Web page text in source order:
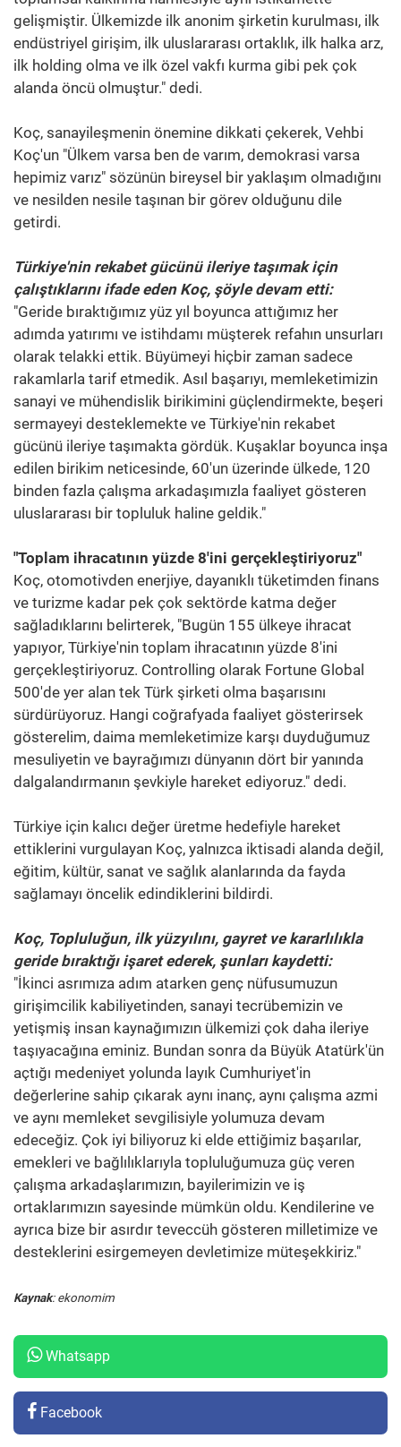
gelişmiştir. Ülkemizde ilk anonim şirketin kurulması, ilk
endüstriyel girişim, ilk uluslararası ortaklık, ilk halka arz,
ilk holding olma ve ilk özel vakfı kurma gibi pek çok
alanda öncü olmuştur." dedi.
Koç, sanayileşmenin önemine dikkati çekerek, Vehbi
Koç'un "Ülkem varsa ben de varım, demokrasi varsa
hepimiz varız" sözünün bireysel bir yaklaşım olmadığını
ve nesilden nesile taşınan bir görev olduğunu dile
getirdi.
Türkiye'nin rekabet gücünü ileriye taşımak için
çalıştıklarını ifade eden Koç, şöyle devam etti:
"Geride bıraktığımız yüz yıl boyunca attığımız her
adımda yatırımı ve istihdamı müşterek refahın unsurları
olarak telakki ettik. Büyümeyi hiçbir zaman sadece
rakamlarla tarif etmedik. Asıl başarıyı, memleketimizin
sanayi ve mühendislik birikimini güçlendirmekte, beşeri
sermayeyi desteklemekte ve Türkiye'nin rekabet
gücünü ileriye taşımakta gördük. Kuşaklar boyunca inşa
edilen birikim neticesinde, 60'un üzerinde ülkede, 120
binden fazla çalışma arkadaşımızla faaliyet gösteren
uluslararası bir topluluk haline geldik."
"Toplam ihracatının yüzde 8'ini gerçekleştiriyoruz"
Koç, otomotivden enerjiye, dayanıklı tüketimden finans
ve turizme kadar pek çok sektörde katma değer
sağladıklarını belirterek, "Bugün 155 ülkeye ihracat
yapıyor, Türkiye'nin toplam ihracatının yüzde 8'ini
gerçekleştiriyoruz. Controlling olarak Fortune Global
500'de yer alan tek Türk şirketi olma başarısını
sürdürüyoruz. Hangi coğrafyada faaliyet gösterirsek
gösterelim, daima memleketimize karşı duyduğumuz
mesuliyetin ve bayrağımızı dünyanın dört bir yanında
dalgalandırmanın şevkiyle hareket ediyoruz." dedi.
Türkiye için kalıcı değer üretme hedefiyle hareket
ettiklerini vurgulayan Koç, yalnızca iktisadi alanda değil,
eğitim, kültür, sanat ve sağlık alanlarında da fayda
sağlamayı öncelik edindiklerini bildirdi.
Koç, Topluluğun, ilk yüzyılını, gayret ve kararlılıkla
geride bıraktığı işaret ederek, şunları kaydetti:
"İkinci asrımıza adım atarken genç nüfusumuzun
girişimcilik kabiliyetinden, sanayi tecrübemizin ve
yetişmiş insan kaynağımızın ülkemizi çok daha ileriye
taşıyacağına eminiz. Bundan sonra da Büyük Atatürk'ün
açtığı medeniyet yolunda layık Cumhuriyet'in
değerlerine sahip çıkarak aynı inanç, aynı çalışma azmi
ve aynı memleket sevgilisiyle yolumuza devam
edeceğiz. Çok iyi biliyoruz ki elde ettiğimiz başarılar,
emekleri ve bağlılıklarıyla topluluğumuza güç veren
çalışma arkadaşlarımızın, bayilerimizin ve iş
ortaklarımızın sayesinde mümkün oldu. Kendilerine ve
ayrıca bize bir asırdır teveccüh gösteren milletimize ve
desteklerini esirgemeyen devletimize müteşekkiriz."
Kaynak: ekonomim
Whatsapp
Facebook